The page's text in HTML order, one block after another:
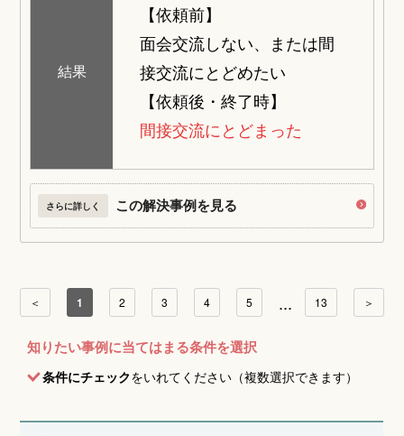
結果
【依頼前】
面会交流しない、または間
接交流にとどめたい
【依頼後・終了時】
間接交流にとどまった
さらに詳しく この解決事例を見る
＜ 1 2 3 4 5 ... 13 ＞
知りたい事例に当てはまる条件を選択
条件にチェックをいれてください（複数選択できます）